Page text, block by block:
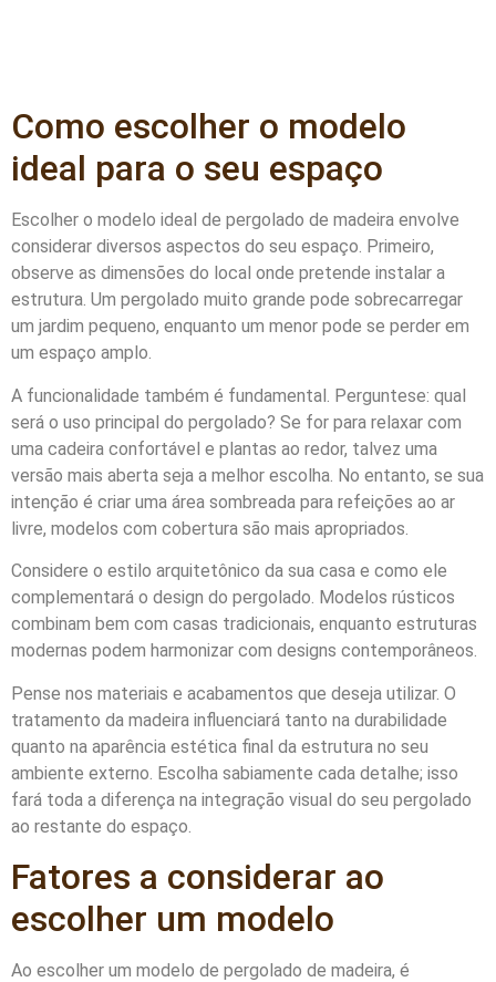
Como escolher o modelo
ideal para o seu espaço
Escolher o modelo ideal de pergolado de madeira envolve
considerar diversos aspectos do seu espaço. Primeiro,
observe as dimensões do local onde pretende instalar a
estrutura. Um pergolado muito grande pode sobrecarregar
um jardim pequeno, enquanto um menor pode se perder em
um espaço amplo.
A funcionalidade também é fundamental. Perguntese: qual
será o uso principal do pergolado? Se for para relaxar com
uma cadeira confortável e plantas ao redor, talvez uma
versão mais aberta seja a melhor escolha. No entanto, se sua
intenção é criar uma área sombreada para refeições ao ar
livre, modelos com cobertura são mais apropriados.
Considere o estilo arquitetônico da sua casa e como ele
complementará o design do pergolado. Modelos rústicos
combinam bem com casas tradicionais, enquanto estruturas
modernas podem harmonizar com designs contemporâneos.
Pense nos materiais e acabamentos que deseja utilizar. O
tratamento da madeira influenciará tanto na durabilidade
quanto na aparência estética final da estrutura no seu
ambiente externo. Escolha sabiamente cada detalhe; isso
fará toda a diferença na integração visual do seu pergolado
ao restante do espaço.
Fatores a considerar ao
escolher um modelo
Ao escolher um modelo de pergolado de madeira, é